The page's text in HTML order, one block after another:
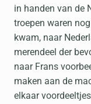
in handen van de
troepen waren
kwam, naar
merendeel der
naar Frans
maken aan de
elkaar